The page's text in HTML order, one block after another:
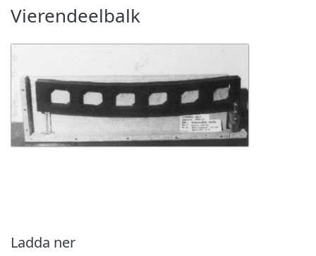
Vierendeelbalk
Ladda ner